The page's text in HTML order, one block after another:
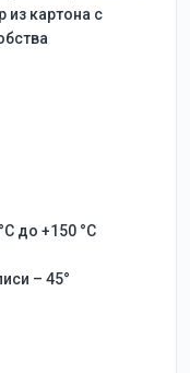
из картона с
до +150 °C
– 45°